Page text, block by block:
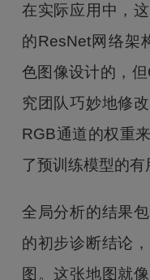
在实际应用中，
的ResNet网络架
色图像设计的，
究团队巧妙地修
RGB通道的权重
了预训练模型的有
全局分析的结果
的初步诊断结论
图。这张地图就